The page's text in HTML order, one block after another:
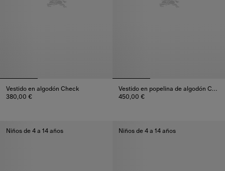
Vestido en algodón Check
380,00 €
Vestido en popelina de algodón Check
450,00 €
Niños de 4 a 14 años Niños de 4 a 14 años